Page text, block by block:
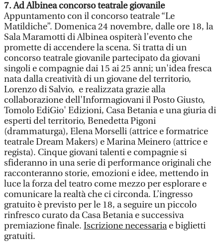
7. Ad Albinea concorso teatrale giovanile
Appuntamento con il concorso teatrale “Le
Matildiche”. Domenica 24 novembre, dalle ore 18, la
Sala Maramotti di Albinea ospiterà l’evento che
promette di accendere la scena. Si tratta di un
concorso teatrale giovanile partecipato da giovani
singoli e compagnie dai 15 ai 25 anni; un'idea fresca
nata dalla creatività di un giovane del territorio,
Lorenzo di Salvio, e realizzata grazie alla
collaborazione dell'Informagiovani il Posto Giusto,
Tomolo EdiGio' Edizioni, Casa Betania e una giuria di
esperti del territorio, Benedetta Pigoni
(drammaturga), Elena Morselli (attrice e formatrice
teatrale Dream Makers) e Marina Meinero (attrice e
regista). Cinque giovani talenti e compagnie si
sfideranno in una serie di performance originali che
racconteranno storie, emozioni e idee, mettendo in
luce la forza del teatro come mezzo per esplorare e
comunicare la realtà che ci circonda. L’ingresso
gratuito è previsto per le 18, a seguire un piccolo
rinfresco curato da Casa Betania e successiva
premiazione finale. Iscrizione necessariae biglietti
gratuiti.